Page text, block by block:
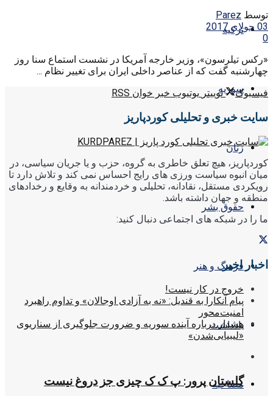
ترکیه
سوریه
زنان
حقوق بشر
فرهنگ و هنر
یادداشت
مصاحبه
توسط Parez
03 جولای 2017
0
«رکس تیلرسون»، وزیر خارجه آمریکا در نشست استماع سنا روز
چهارشنبه گفت که از عناصر داخلی ایران برای تغییر نظام ...
فیسبوک
توییتر یوتیوب خبر خوان RSS
سایت خبری و تحلیلی کوردپاریز
کوردپاریز، هیچ تعلق خاطری به گروه، حزب و یا جریان سیاسی، در
میان انبوه سیاست ورزی های رایج احساس نمی کند و تلاش دارد تا
رویکردی مستقل، نقادانه، تحلیلی و خردمندانه به وقایع و رخدادهای
منطقه و جهان داشته باشد.
ما را در شبکه های اجتماعی دنبال کنید:
اخبار اخیر
خروج در کار نیست!
پیام آنکارا به قندیل: «نه به آزادی اوجالان» و تداوم راهبرد
امنیت‌محور
هشدار درباره آینده سوریه و ضرورت جلوگیری از سناریوی
«لیبیایی‌شدن»
گلستان پرور: پ ک ک چیزی جز دروغ نیست